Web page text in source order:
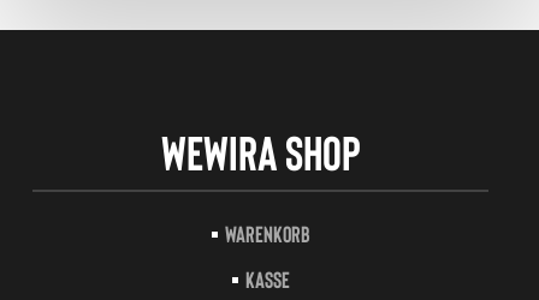
Wewira Shop
Warenkorb
Kasse